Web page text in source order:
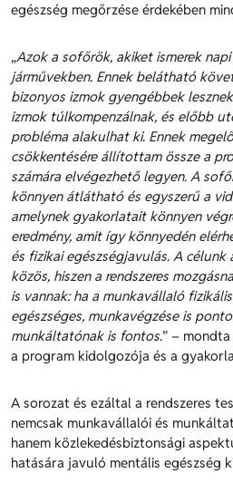
egészség megőrzése érdekében
„Azok a sofőrök, akiket ismerek
járművekben. Ennek belátható
bizonyos izmok gyengébbek
izmok túlkompenzálnak, és előbb
probléma alakulhat ki. Ennek
csökkentésére állítottam össze a
számára elvégezhető legyen. A
könnyen átlátható és egyszerű a
amelynek gyakorlatait könnyen
eredmény, amit így könnyedén
és fizikai egészségjavulás. A célunk
közös, hiszen a rendszeres
is vannak: ha a munkavállaló
egészséges, munkavégzése is
munkáltatónak is fontos.” –
a program kidolgozója és a
A sorozat és ezáltal a rendszeres
nemcsak munkavállalói és
hanem közlekedésbiztonsági
hatására javuló mentális egészség